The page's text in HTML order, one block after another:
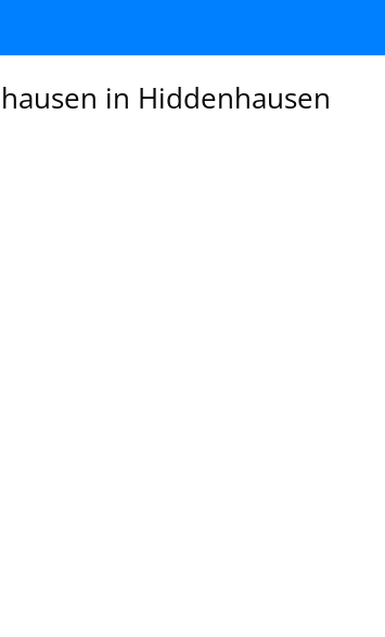
in Hiddenhausen